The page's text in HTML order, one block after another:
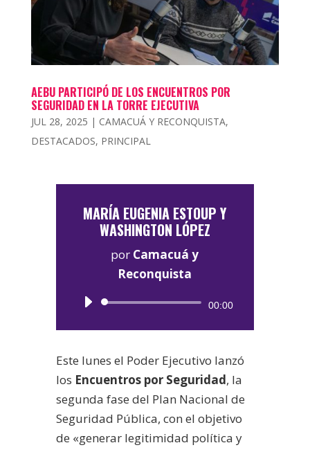
AEBU PARTICIPÓ DE LOS ENCUENTROS POR
SEGURIDAD EN LA TORRE EJECUTIVA
JUL 28, 2025 | CAMACUÁ Y RECONQUISTA,
DESTACADOS, PRINCIPAL
MARÍA EUGENIA ESTOUP Y
WASHINGTON LÓPEZ
por Camacuá y
Reconquista
Reproductor
00:00
Este lunes el Poder Ejecutivo lanzó
los Encuentros por Seguridad, la
segunda fase del Plan Nacional de
Seguridad Pública, con el objetivo
de «generar legitimidad política y